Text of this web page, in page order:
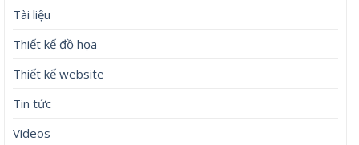
Tài liệu
Thiết kế đồ họa
Thiết kế website
Tin tức
Videos